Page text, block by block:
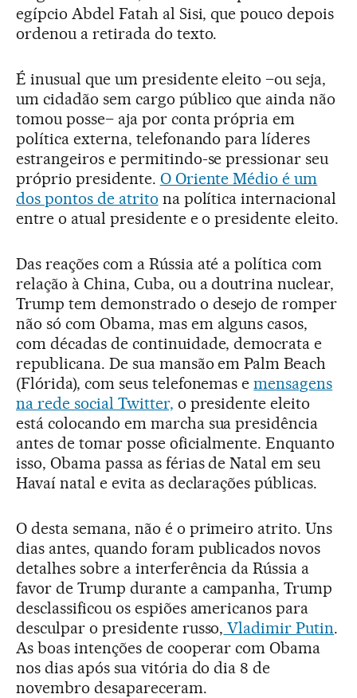
egípcio Abdel Fatah al Sisi, que pouco depois
ordenou a retirada do texto.
É inusual que um presidente eleito –ou seja,
um cidadão sem cargo público que ainda não
tomou posse– aja por conta própria em
política externa, telefonando para líderes
estrangeiros e permitindo-se pressionar seu
próprio presidente. O Oriente Médio é um
dos pontos de atrito na política internacional
entre o atual presidente e o presidente eleito.
Das reações com a Rússia até a política com
relação à China, Cuba, ou a doutrina nuclear,
Trump tem demonstrado o desejo de romper
não só com Obama, mas em alguns casos,
com décadas de continuidade, democrata e
republicana. De sua mansão em Palm Beach
(Flórida), com seus telefonemas emensagens
na rede social Twitter, o presidente eleito
está colocando em marcha sua presidência
antes de tomar posse oficialmente. Enquanto
isso, Obama passa as férias de Natal em seu
Havaí natal e evita as declarações públicas.
O desta semana, não é o primeiro atrito. Uns
dias antes, quando foram publicados novos
detalhes sobre a interferência da Rússia a
favor de Trump durante a campanha, Trump
desclassificou os espiões americanos para
desculpar o presidente russo, Vladimir Putin.
As boas intenções de cooperar com Obama
nos dias após sua vitória do dia 8 de
novembro desapareceram.